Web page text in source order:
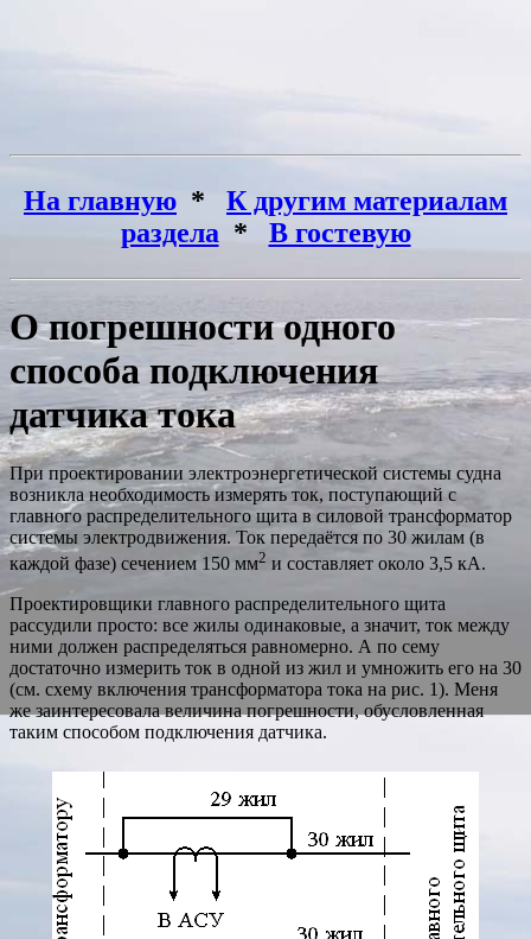
На главную * К другим материалам
раздела * В гостевую
О погрешности одного
способа подключения
датчика тока
При проектировании электро­энер­ге­ти­ческой системы судна
возникла необходимость измерять ток, поступающий с
главного распределительного щита в силовой трансформатор
системы электродвижения. Ток передаётся по 30 жилам (в
каждой фазе) сечением 150 мм2 и составляет около 3,5 кА.
Проектировщики главного распре­де­лительного щита
рассудили просто: все жилы одинаковые, а значит, ток между
ними должен распределяться равномерно. А по сему
достаточно измерить ток в одной из жил и умножить его на 30
(см. схему включения трансформатора тока на рис. 1). Меня
же заинтересовала величина погрешности, обусловленная
таким способом подключения датчика.